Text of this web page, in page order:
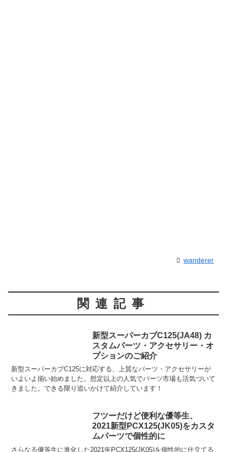
wanderer
関連記事
新型スーパーカブC125(JA48) カ
スタムパーツ・アクセサリー・オ
プションのご紹介
新型スーパーカブC125に対応する、上質なパーツ・アクセサリーが
いよいよ揃い始めました。想定以上の人気でパーツ市場も活気づいて
きました。できる限り追いかけて紹介しています！
フツーだけど便利な優等生、
2021新型PCX125(JK05)をカスタ
ムパーツで個性的に
さらなる優等生に進化した2021年PCX125(JK05)を個性的に仕立てる